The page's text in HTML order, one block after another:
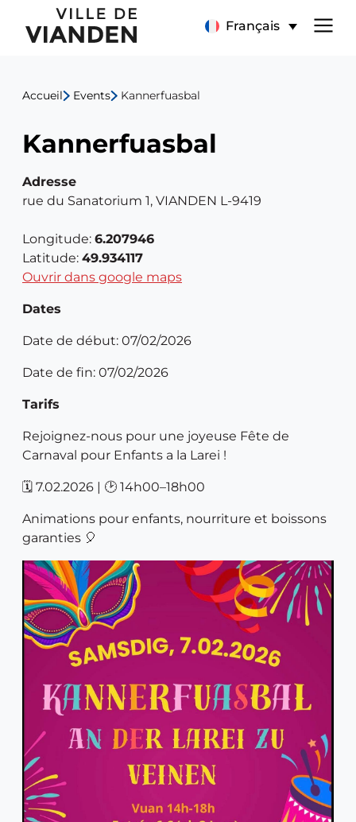
Kannerfuasbal
Français
Menu
navigation
principal
Accueil Events Kannerfuasbal
Kannerfuasbal
Adresse
rue du Sanatorium 1, VIANDEN L-9419
Longitude: 6.207946
Latitude: 49.934117
Ouvrir dans google maps
Dates
Date de début: 07/02/2026
Date de fin: 07/02/2026
Tarifs
Rejoignez-nous pour une joyeuse Fête de
Carnaval pour Enfants a la Larei !
🗓 7.02.2026 | 🕑 14h00–18h00
Animations pour enfants, nourriture et boissons
garanties 🎈